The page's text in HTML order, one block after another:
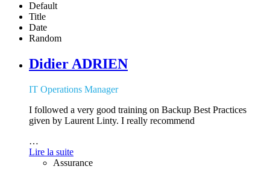
Default
Title
Date
Random
Didier ADRIEN
IT Operations Manager
I followed a very good training on Backup Best Practices
given by Laurent Linty. I really recommend
…
Lire la suite
Assurance